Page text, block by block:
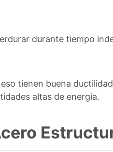
durante tiempo
tienen buena
altas de energía.